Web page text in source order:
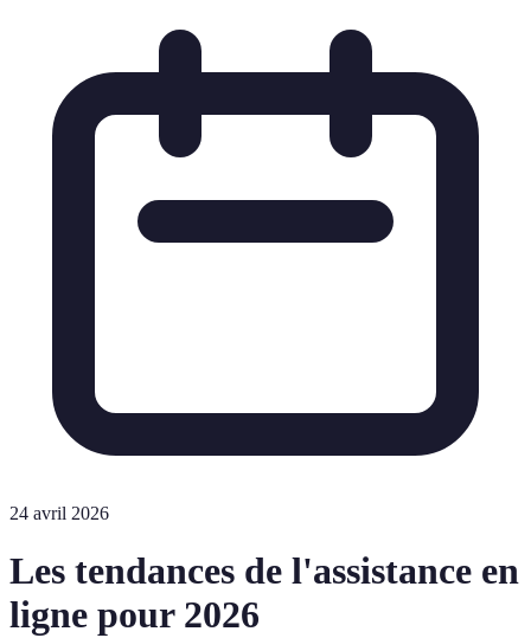
24 avril 2026
Les tendances de l'assistance en
ligne pour 2026